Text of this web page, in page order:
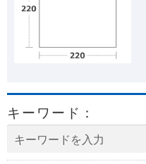
キーワード：